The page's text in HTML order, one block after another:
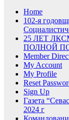
Home
102-я
25 ЛЕТ
ПОЛНОЙ
Member
My Account
My Profile
Reset
Sign Up
Газета
2024 г